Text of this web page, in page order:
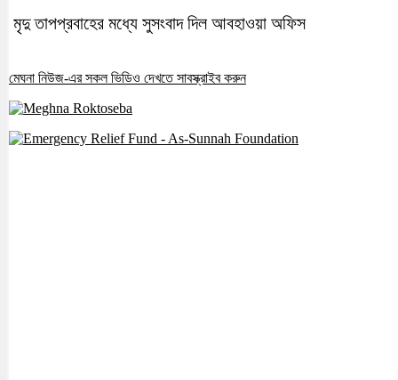
মৃদু তাপপ্রবাহের মধ্যে সুসংবাদ দিল আবহাওয়া অফিস
মেঘনা নিউজ-এর সকল ভিডিও দেখতে সাবস্ক্রাইব করুন